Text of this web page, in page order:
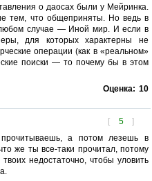
о даосах были у Мейринка.
тем, что общеприняты. Но ведь в
случае — Иной мир. И если в
для которых характерны не
операции (как в «реальном»
поиски — то почему бы в этом
Оценка: 10
[ 5 ]
а потом лезешь в
же ты все-таки прочитал, потому
недостаточно, чтобы уловить